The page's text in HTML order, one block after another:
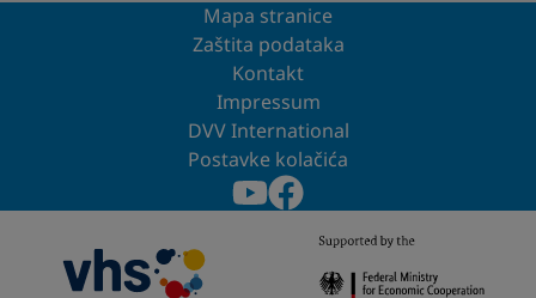
Mapa stranice
Zaštita podataka
Kontakt
Impressum
DVV International
Postavke kolačića